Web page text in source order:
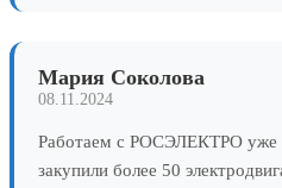
Мария Соколова
08.11.2024
Работаем с РОСЭЛЕКТРО уже
закупили более 50